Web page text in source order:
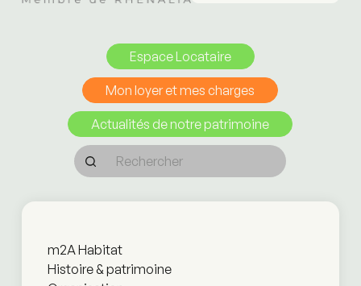
Espace Locataire
Mon loyer et mes charges
Actualités de notre patrimoine
m2A Habitat
Histoire & patrimoine